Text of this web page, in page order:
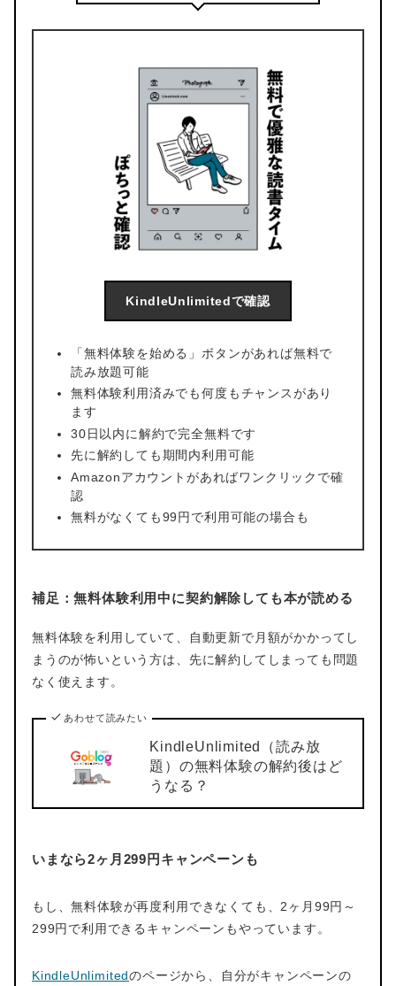
KindleUnlimitedで確認
「無料体験を始める」ボタンがあれば無料で
読み放題可能
無料体験利用済みでも何度もチャンスがあり
ます
30日以内に解約で完全無料です
先に解約しても期間内利用可能
Amazonアカウントがあればワンクリックで確
認
無料がなくても99円で利用可能の場合も
補足：無料体験利用中に契約解除しても本が読める
無料体験を利用していて、自動更新で月額がかかってし
まうのが怖いという方は、先に解約してしまっても問題
なく使えます。
あわせて読みたい
KindleUnlimited（読み放
題）の無料体験の解約後はど
うなる？
いまなら2ヶ月299円キャンペーンも
もし、無料体験が再度利用できなくても、2ヶ月99円～
299円で利用できるキャンペーンもやっています。
KindleUnlimitedのページから、
自分がキャンペーンの